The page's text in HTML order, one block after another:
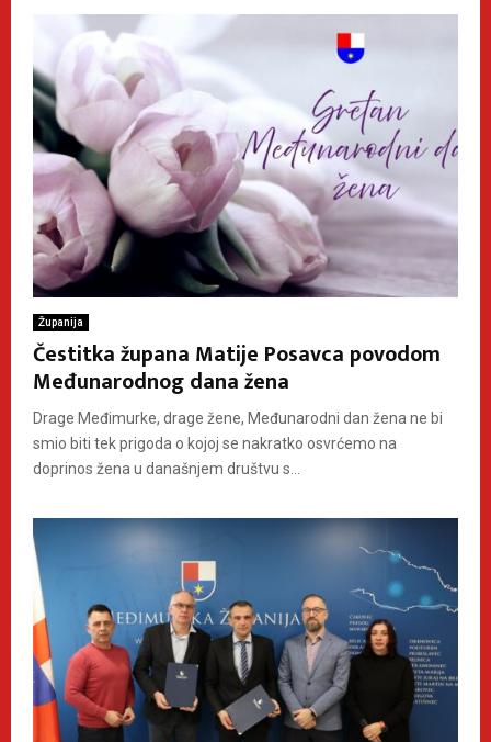
Županija
Čestitka župana Matije Posavca povodom
Međunarodnog dana žena
Drage Međimurke, drage žene, Međunarodni dan žena ne bi
smio biti tek prigoda o kojoj se nakratko osvrćemo na
doprinos žena u današnjem društvu s...